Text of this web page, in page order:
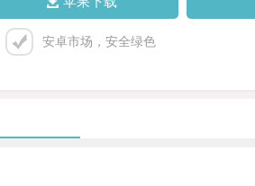
安卓市场，安全绿色